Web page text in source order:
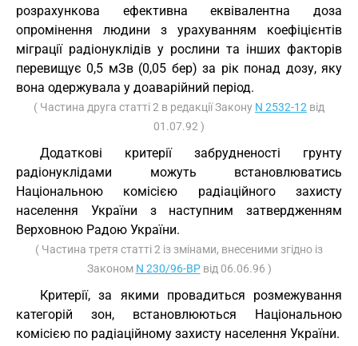
розрахункова ефективна еквівалентна доза
опромінення людини з урахуванням коефіцієнтів
міграції радіонуклідів у рослини та інших факторів
перевищує 0,5 мЗв (0,05 бер) за рік понад дозу, яку
вона одержувала у доаварійний період.
( Частина друга статті 2 в редакції Закону N 2532-12 від
01.07.92 )
Додаткові критерії забрудненості грунту
радіонуклідами можуть встановлюватись
Національною комісією радіаційного захисту
населення України з наступним затвердженням
Верховною Радою України.
( Частина третя статті 2 із змінами, внесеними згідно із
Законом N 230/96-ВРвід 06.06.96 )
Критерії, за якими провадиться розмежування
категорій зон, встановлюються Національною
комісією по радіаційному захисту населення України.